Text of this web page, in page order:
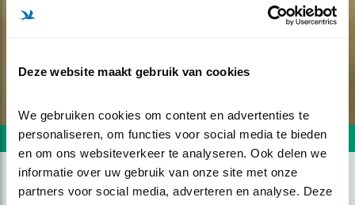
Deze website maakt gebruik van cookies
We gebruiken cookies om content en advertenties te
personaliseren, om functies voor social media te bieden
en om ons websiteverkeer te analyseren. Ook delen we
informatie over uw gebruik van onze site met onze
partners voor social media, adverteren en analyse. Deze
Volgende foto Vorige foto